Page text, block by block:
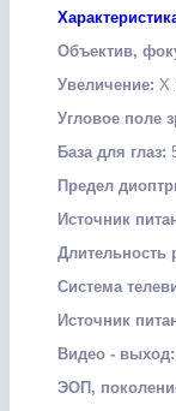
Объектив,
Увеличение: Х
Угловое поле
База для глаз:
Предел
Источник
Длительность
Система
Источник
Видео - выход:
ЭОП,